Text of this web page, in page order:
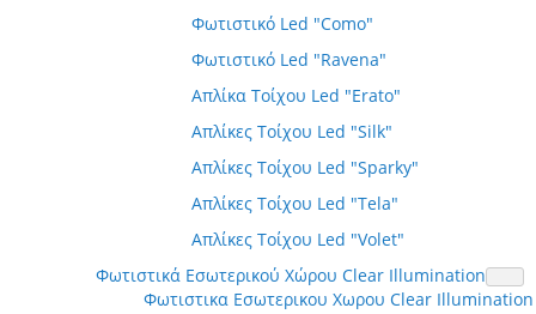
Φωτιστικό Led "Como"
Φωτιστικό Led "Ravena"
Απλίκα Τοίχου Led "Erato"
Απλίκες Τοίχου Led "Silk"
Απλίκες Τοίχου Led "Sparky"
Απλίκες Τοίχου Led "Tela"
Απλίκες Τοίχου Led "Volet"
Φωτιστικά Εσωτερικού Χώρου Clear Illumination
Φωτιστικα Εσωτερικου Χωρου Clear Illumination